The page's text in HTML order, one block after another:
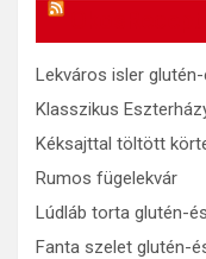
Lekváros isler
Klasszikus
Kéksajttal töltött
Rumos fügelekvár
Lúdláb torta glutén-
Fanta szelet glutén-